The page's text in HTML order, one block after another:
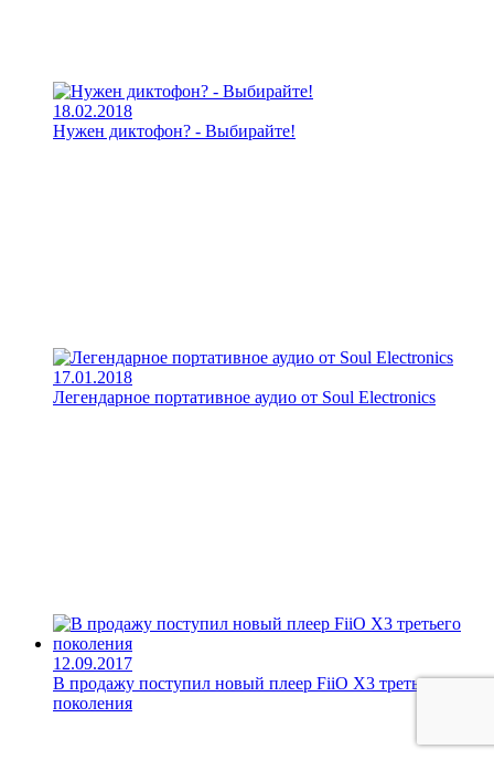
18.02.2018
Нужен диктофон? - Выбирайте!
17.01.2018
Легендарное портативное аудио от Soul Electronics
12.09.2017
В продажу поступил новый плеер FiiO X3 третьего
поколения